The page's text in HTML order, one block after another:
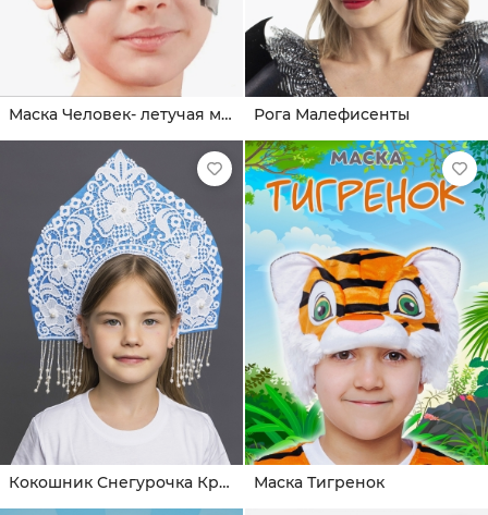
Маска Человек- летучая мышь Рога Малефисенты
Кокошник Снегурочка Кружевница Маска Тигренок